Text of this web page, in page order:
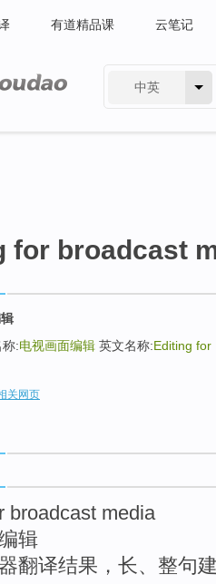
有道精品课 云笔记
中英
for broadcast
:电视画面编辑 英文名称:Editing for
关网页
broadcast media
辑
翻译结果，长、整句